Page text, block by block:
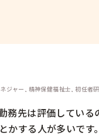
ジャー, 精神保健福祉士, 初任者
務先は評価してい
かする人が多いで